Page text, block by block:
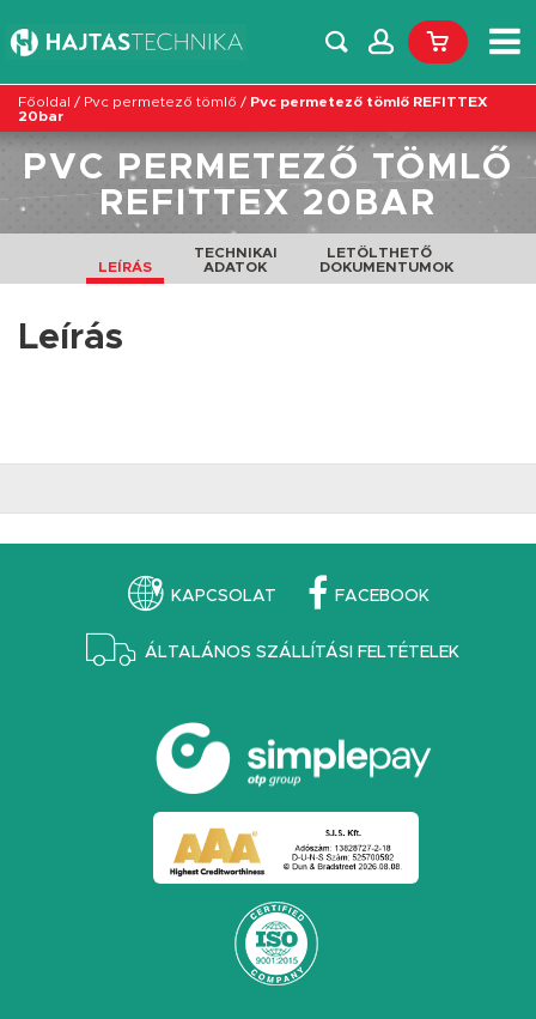
Főoldal / Pvc permetező tömlő / Pvc permetező tömlő REFITTEX
20bar
PVC PERMETEZŐ TÖMLŐ
REFITTEX 20BAR
LEÍRÁS
TECHNIKAI
ADATOK
LETÖLTHETŐ
DOKUMENTUMOK
Leírás
KAPCSOLAT FACEBOOK
ÁLTALÁNOS SZÁLLÍTÁSI FELTÉTELEK